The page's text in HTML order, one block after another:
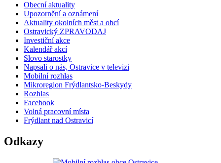
Obecní aktuality
Upozornění a oznámení
Aktuality okolních měst a obcí
Ostravický ZPRAVODAJ
Investiční akce
Kalendář akcí
Slovo starostky
Napsali o nás, Ostravice v televizi
Mobilní rozhlas
Mikroregion Frýdlantsko-Beskydy
Rozhlas
Facebook
Volná pracovní místa
Frýdlant nad Ostravicí
Odkazy